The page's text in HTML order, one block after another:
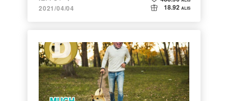
2021/04/04
18.92 ALIS